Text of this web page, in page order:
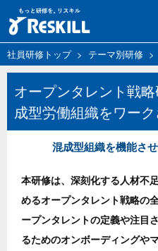
社員研修トップ> テーマ別研修 >
オープンタレント戦
成型労働組織をワーク
混成型組織を機能さ
本研修は、深刻化する人材不
めるオープンタレント戦略の
ープンタレントの定義や注目
るためのオンボーディングや